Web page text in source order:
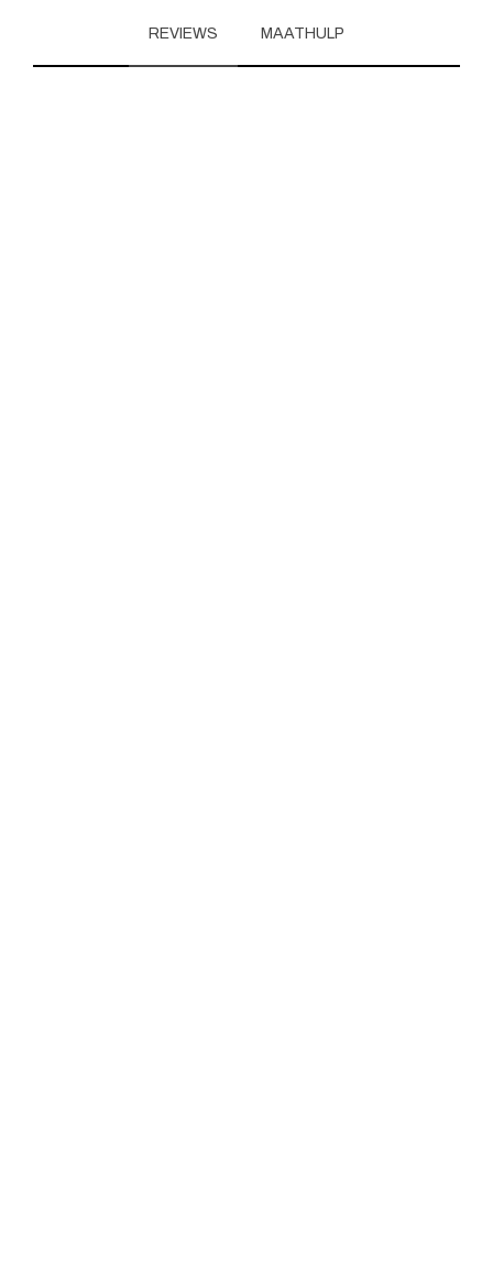
REVIEWS MAATHULP